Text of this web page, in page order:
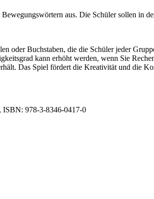
aus. Die Schüler sollen in
oder Buchstaben, die die Schüler jeder
kann erhöht werden, wenn Sie
Das Spiel fördert die Kreativität und die
ISBN: 978-3-8346-0417-0